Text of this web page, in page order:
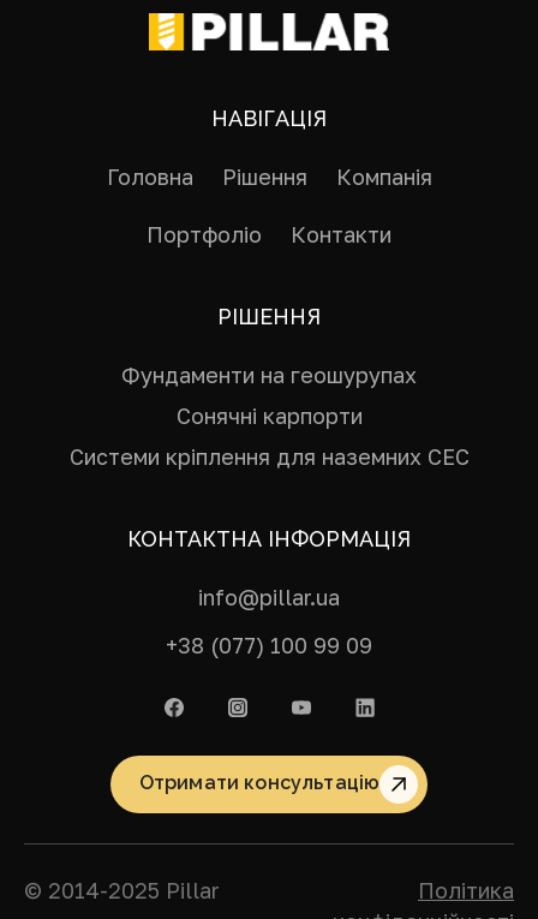
НАВІГАЦІЯ
Головна Рішення Компанія
Портфоліо Контакти
РІШЕННЯ
Фундаменти на геошурупах
Сонячні карпорти
Системи кріплення для наземних СЕС
КОНТАКТНА ІНФОРМАЦІЯ
info@pillar.ua
+38 (077) 100 99 09
Отримати консультацію
© 2014-2025 Pillar
Політика